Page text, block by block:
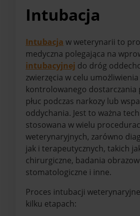
Intubacja
Intubacja w weterynarii to
medyczna polegająca na
intubacyjnej do dróg
zwierzęcia w celu umożliwienia
kontrolowanego dostarczania
płuc podczas narkozy lub
oddychania. Jest to ważna
stosowana w wielu
weterynaryjnych, zarówno
jak i terapeutycznych, takich
chirurgiczne, badania
stomatologiczne i inne.
Proces intubacji
kilku etapach: